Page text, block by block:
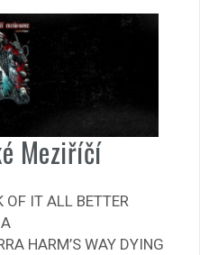
Meziříčí
OF IT ALL BETTER
HARM’S WAY DYING